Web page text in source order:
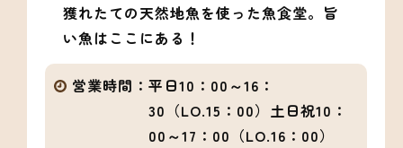
獲れたての天然地魚を使った魚食堂。旨
い魚はここにある！
営業時間： 平日10：00～16：
30（LO.15：00）土日祝10：
00～17：00（LO.16：00）